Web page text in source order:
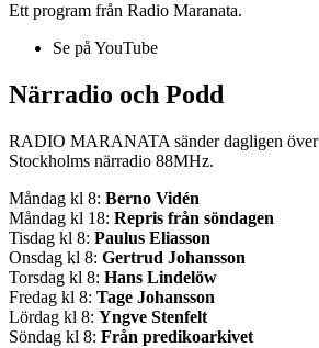
Ett program från Radio Maranata.
Se på YouTube
Närradio och Podd
RADIO MARANATA sänder dagligen över
Stockholms närradio 88MHz.
Måndag kl 8: Berno Vidén
Måndag kl 18: Repris från söndagen
Tisdag kl 8: Paulus Eliasson
Onsdag kl 8: Gertrud Johansson
Torsdag kl 8: Hans Lindelöw
Fredag kl 8: Tage Johansson
Lördag kl 8: Yngve Stenfelt
Söndag kl 8: Från predikoarkivet